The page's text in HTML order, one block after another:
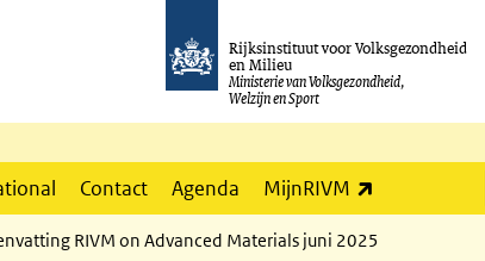
Rijksinstituut voor Volksgezondheid
en Milieu
Ministerie van Volksgezondheid,
Welzijn en Sport
Contact Agenda MijnRIVM
RIVM on Advanced Materials juni 2025